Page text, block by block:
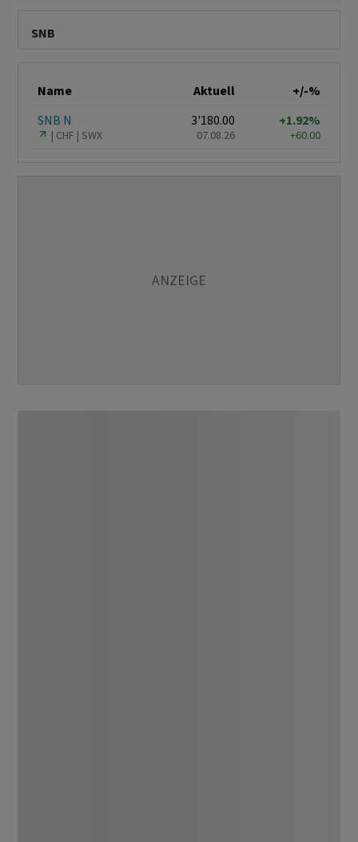
SNB
Name Aktuell
+/-%
SNB N
CHF SWX
3'180.00
07.08.26
+1.92%
+60.00